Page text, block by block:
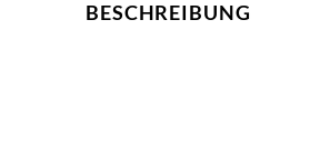
BESCHREIBUNG